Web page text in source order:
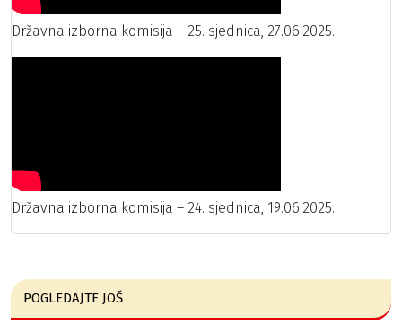
Državna izborna komisija – 25. sjednica, 27.06.2025.
Državna izborna komisija – 24. sjednica, 19.06.2025.
POGLEDAJTE JOŠ